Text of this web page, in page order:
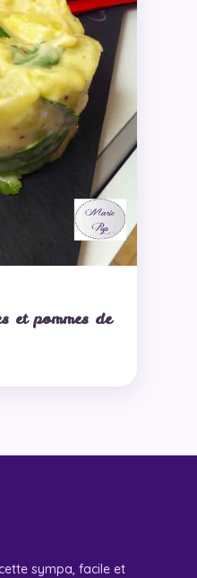
et pommes de
sympa, facile et